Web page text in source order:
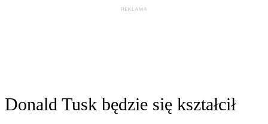
Donald Tusk będzie się kształcił